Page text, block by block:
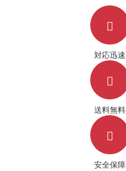
対応迅速
送料無料
安全保障